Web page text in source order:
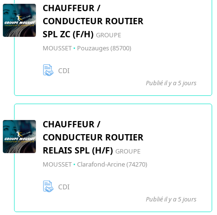
CHAUFFEUR /
CONDUCTEUR ROUTIER
SPL ZC (F/H) GROUPE
MOUSSET • Pouzauges (85700)
CDI
Publié il y a 5 jours
CHAUFFEUR /
CONDUCTEUR ROUTIER
RELAIS SPL (H/F) GROUPE
MOUSSET • Clarafond-Arcine (74270)
CDI
Publié il y a 5 jours